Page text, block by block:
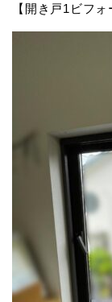
【開き戸1ビフォ